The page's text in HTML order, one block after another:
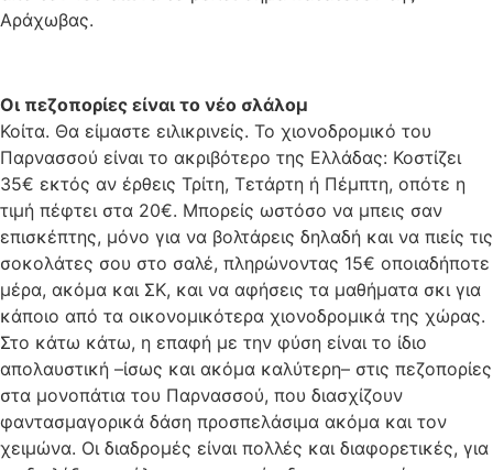
Αράχωβας.
Οι πεζοπορίες είναι το νέο σλάλομ
Κοίτα. Θα είμαστε ειλικρινείς. Το χιονοδρομικό του
Παρνασσού είναι το ακριβότερο της Ελλάδας: Κοστίζει
35€ εκτός αν έρθεις Τρίτη, Τετάρτη ή Πέμπτη, οπότε η
τιμή πέφτει στα 20€. Μπορείς ωστόσο να μπεις σαν
επισκέπτης, μόνο για να βολτάρεις δηλαδή και να πιείς τις
σοκολάτες σου στο σαλέ, πληρώνοντας 15€ οποιαδήποτε
μέρα, ακόμα και ΣΚ, και να αφήσεις τα μαθήματα σκι για
κάποιο από τα οικονομικότερα χιονοδρομικά της χώρας.
Στο κάτω κάτω, η επαφή με την φύση είναι το ίδιο
απολαυστική –ίσως και ακόμα καλύτερη– στις πεζοπορίες
στα μονοπάτια του Παρνασσού, που διασχίζουν
φαντασμαγορικά δάση προσπελάσιμα ακόμα και τον
χειμώνα. Οι διαδρομές είναι πολλές και διαφορετικές, για